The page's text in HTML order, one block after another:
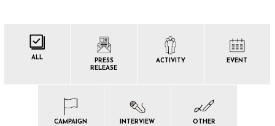
ALL
PRESS
RELEASE
ACTIVITY EVENT
CAMPAIGN INTERVIEW OTHER